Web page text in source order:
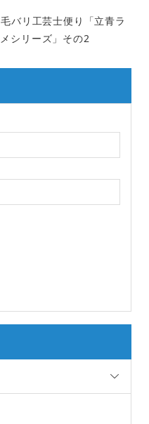
毛バリ工芸士便り「立青ラ
メシリーズ」その2